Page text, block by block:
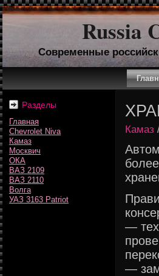
Russia
Современные
Разделы
Главная
Chevrolet Niva
Камаз
Москвич
ОКА
ВАЗ 2109
ВАЗ 2110
Волга
УАЗ 3163 Patriot
Камаз
—
—